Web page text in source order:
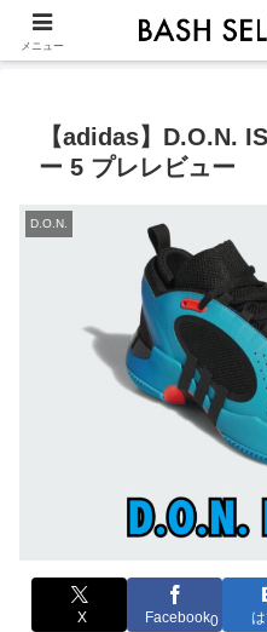
シューズ選びの基本 ASICS
【adidas】D.O.N.
ー 5 プレレビュー
D.O.N.
X Facebook0
メニュー